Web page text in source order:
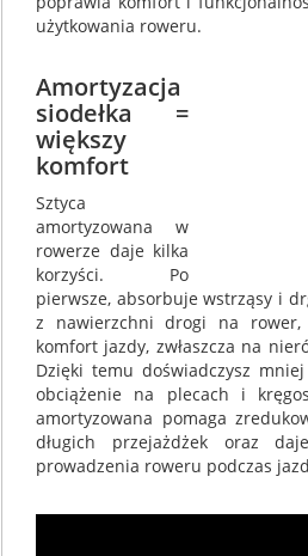
użytkowania roweru.
Amortyzacja
siodełka =
większy
komfort
Sztyca
amortyzowana w
rowerze daje kilka
korzyści. Po
pierwsze, absorbuje wstrząsy i
z nawierzchni drogi na rower,
komfort jazdy, zwłaszcza na
Dzięki temu doświadczysz
obciążenie na plecach i
amortyzowana pomaga
długich przejażdżek oraz
prowadzenia roweru podczas